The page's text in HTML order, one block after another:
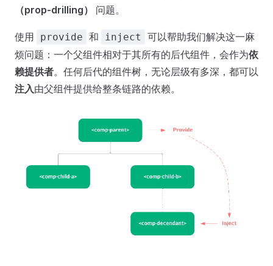
（prop-drilling）
问题。
使用 provide 和 inject
可以帮助我们解决这一麻
烦问题：一个父组件相对于其所有的后代组件，会作为依
赖提供者。任何后代的组件树，无论层级有多深，都可以
注入由父组件提供给整条链路的依赖。